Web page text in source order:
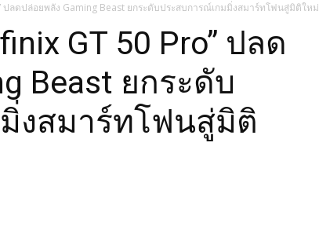
ปลดปล่อยพลัง Gaming Beast ยกระดับประสบการณ์เกมมิ่งสมาร์ทโฟนสู่มิติใหม่
GT 50 Pro” ปลด
Beast ยกระดับ
งสมาร์ทโฟนสู่มิติ